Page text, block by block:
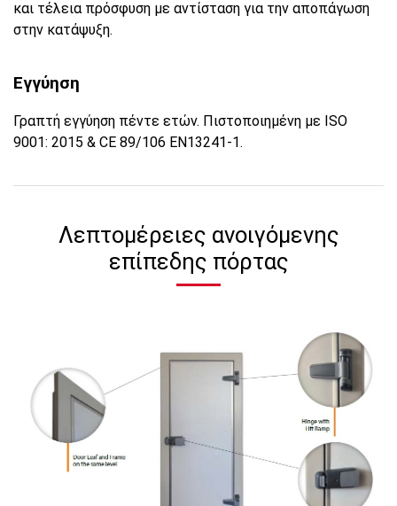
και τέλεια πρόσφυση με αντίσταση για την αποπάγωση
στην κατάψυξη.
Εγγύηση
Γραπτή εγγύηση πέντε ετών. Πιστοποιημένη με ISO
9001: 2015 & CE 89/106 EN13241-1.
Λεπτομέρειες ανοιγόμενης
επίπεδης πόρτας